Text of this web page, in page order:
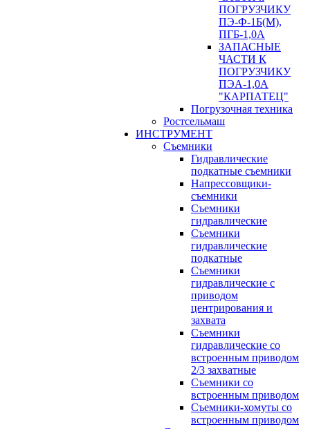
ПОГРУЗЧИКУ
ПЭ-Ф-1Б(М),
ПГБ-1,0А
ЗАПАСНЫЕ
ЧАСТИ К
ПОГРУЗЧИКУ
ПЭА-1,0А
"КАРПАТЕЦ"
Погрузочная техника
Ростсельмаш
ИНСТРУМЕНТ
Съемники
Гидравлические
подкатные съемники
Напрессовщики-
съемники
Съемники
гидравлические
Съемники
гидравлические
подкатные
Съемники
гидравлические с
приводом
центрирования и
захвата
Съемники
гидравлические со
встроенным приводом
2/3 захватные
Съемники со
встроенным приводом
Съемники-хомуты со
встроенным приводом